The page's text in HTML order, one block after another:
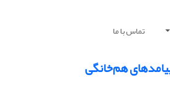
تماس با ما
هم‌‌خانگی